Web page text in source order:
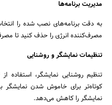
مدیریت برنامه‌ها
به دقت برنامه‌های نصب شده را
مصرف‌کننده انرژی را حذف کنید تا
تنظیمات نمایشگر و روشنایی
تنظیم روشنایی نمایشگر، استفاده
کوتاه‌تر برای خاموش شدن
نمایشگر را کاهش می‌دهد.